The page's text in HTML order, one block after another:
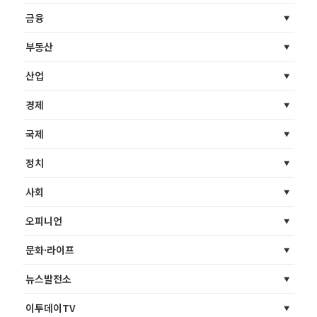
금융
부동산
산업
경제
국제
정치
사회
오피니언
문화·라이프
뉴스발전소
이투데이TV